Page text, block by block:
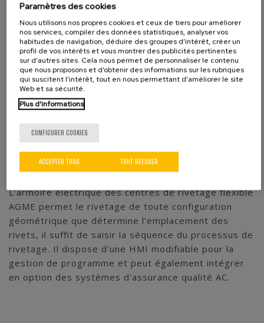
bonne qualité et les pièces défectueuses en fonction
des paramètres établis.
- Lesystème AC-1est basé sur la mesure absolue
de la position de la tête. Il mesure la course du
rivetage depuis la position de repos de la machine.
- Lesystème AC-2,
mesure de la course relative à la surface de
référence et comprend un système flottant qui palpe
l’ensemble des composants à riveter.
Armoire des centres de rivetage flexible
L'armoire électrique des centres de rivetage flexible
AGME permet le rivetage de toute configuration
géométrique que détermine l’emplacement des
rivets, il suffit de saisir la séquence du processus de
rivetage. Il dispose d'une HMI modifiable pour la
gestion de programme et peut également intégrer
en option des systèmes d'assurance qualité AC.
Paramètres des cookies
Nous utilisons nos propres cookies et ceux de tiers pour améliorer
nos services, compiler des données statistiques, analyser vos
habitudes de navigation, déduire des groupes d’intérêt, créer un
profil de vos intérêts et vous montrer des publicités pertinentes
sur d’autres sites. Cela nous permet de personnaliser le contenu
que nous proposons et d’obtenir des informations sur les rubriques
qui suscitent l’intérêt, tout en nous permettant d’améliorer le site
Web et sa sécurité.
Plus d'informations
CONFIGURER COOKIES
TOUT REFUSER
ACCEPTER TOUS